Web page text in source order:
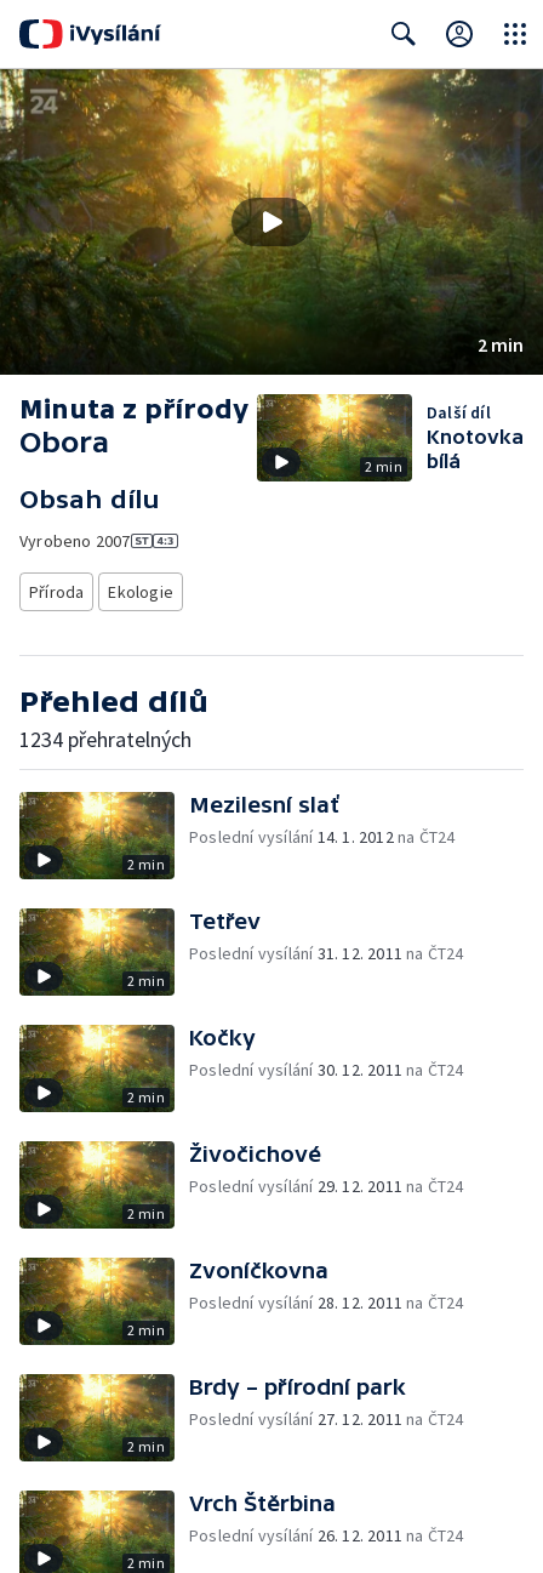
Search Close
2 min
Minuta z přírody
Obora
Obsah dílu
Vyrobeno 2007
Příroda Ekologie
2 min
Další díl
Knotovka
bílá
Přehled dílů
1234 přehratelných
2 min
Mezilesní slať
Poslední vysílání14. 1. 2012na ČT24
2 min
Tetřev
Poslední vysílání31. 12. 2011 na ČT24
2 min
Kočky
Poslední vysílání30. 12. 2011 na ČT24
2 min
Živočichové
Poslední vysílání 29. 12. 2011 na ČT24
2 min
Zvoníčkovna
Poslední vysílání 28. 12. 2011 na ČT24
2 min
Brdy – přírodní park
Poslední vysílání 27. 12. 2011 na ČT24
2 min
Vrch Štěrbina
Poslední vysílání 26. 12. 2011 na ČT24